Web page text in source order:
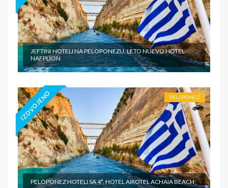
JEFTINI HOTELI NA PELOPONEZU, LETO NUEVO HOTEL
NAFPLION
IZDVOJENO PELOPONEZ
PELOPONEZ HOTELI SA 4*, HOTEL AIROTEL ACHAIA BEACH